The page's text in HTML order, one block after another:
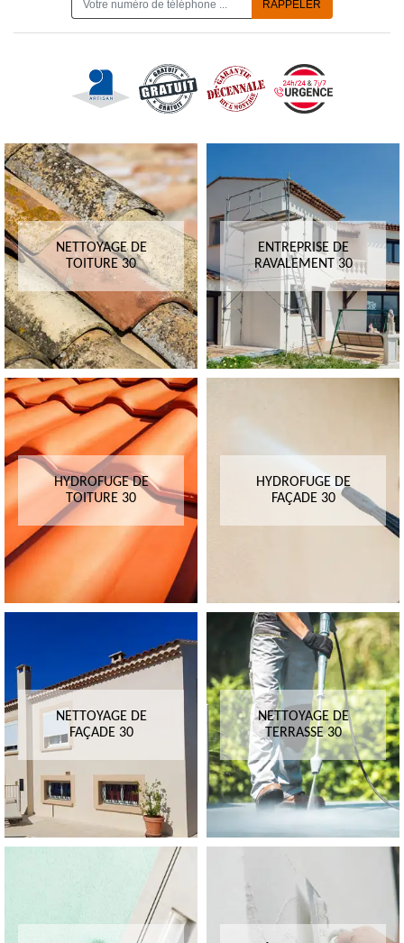
NETTOYAGE DE
TOITURE 30
ENTREPRISE DE
RAVALEMENT 30
HYDROFUGE DE
TOITURE 30
HYDROFUGE DE
FAÇADE 30
NETTOYAGE DE
FAÇADE 30
NETTOYAGE DE
TERRASSE 30